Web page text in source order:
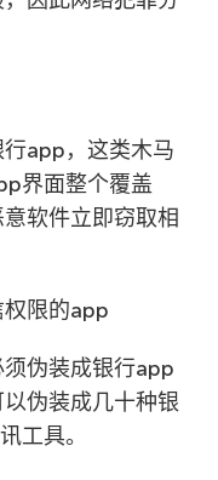
app，这类木马
界面整个覆盖
软件立即窃取相
限的app
伪装成银行app
伪装成几十种银
工具。